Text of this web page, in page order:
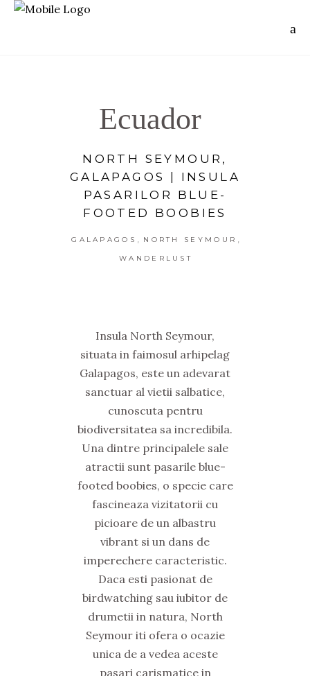
Ecuador
NORTH SEYMOUR,
GALAPAGOS | INSULA
PASARILOR BLUE-
FOOTED BOOBIES
GALAPAGOS NORTH SEYMOUR
WANDERLUST
Insula North Seymour,
situata in faimosul arhipelag
Galapagos, este un adevarat
sanctuar al vietii salbatice,
cunoscuta pentru
biodiversitatea sa incredibila.
Una dintre principalele sale
atractii sunt pasarile blue-
footed boobies, o specie care
fascineaza vizitatorii cu
picioare de un albastru
vibrant si un dans de
imperechere caracteristic.
Daca esti pasionat de
birdwatching sau iubitor de
drumetii in natura, North
Seymour iti ofera o ocazie
unica de a vedea aceste
pasari carismatice in